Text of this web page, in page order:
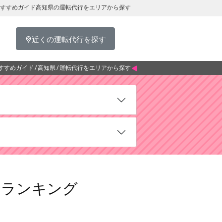
すめガイド高知県の運転代行をエリアから探す
近くの運転代行を探す
すめガイド 高知県 運転代行をエリアから探す
ンキング